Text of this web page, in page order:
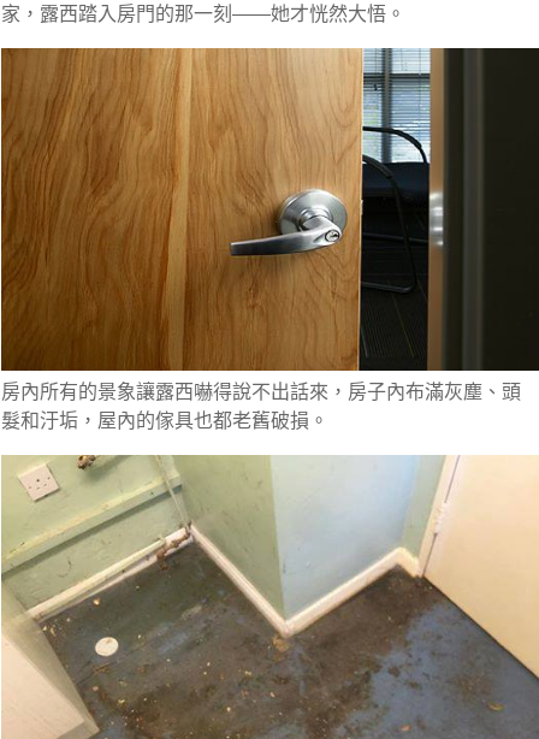
家， 露西踏入房門的那一刻――她才恍然大悟。
房內所有的景象讓露西嚇得說不出話來 ，房子內布滿灰塵、頭
髮和汙垢，屋內的傢具也都老舊破損。